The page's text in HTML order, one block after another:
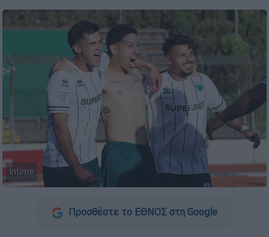
Intime
Προσθέστε το ΕΘΝΟΣ στη Google